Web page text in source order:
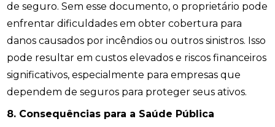
de seguro. Sem esse documento, o proprietário pode
enfrentar dificuldades em obter cobertura para
danos causados por incêndios ou outros sinistros. Isso
pode resultar em custos elevados e riscos financeiros
significativos, especialmente para empresas que
dependem de seguros para proteger seus ativos.
8. Consequências para a Saúde Pública